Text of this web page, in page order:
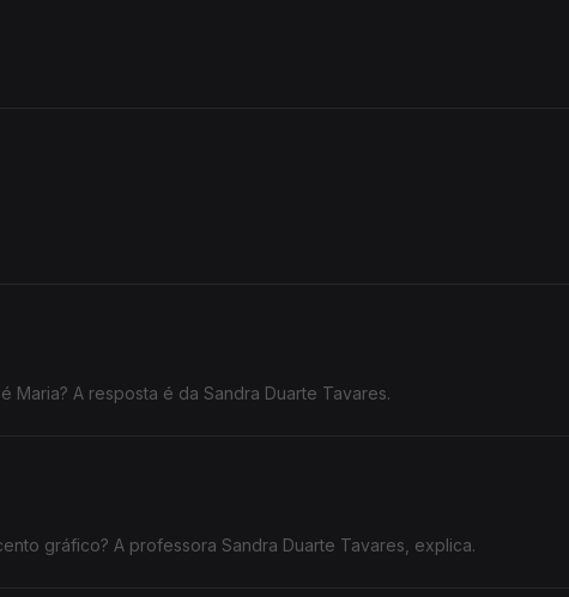
A resposta é da Sandra Duarte Tavares.
gráfico? A professora Sandra Duarte Tavares, explica.